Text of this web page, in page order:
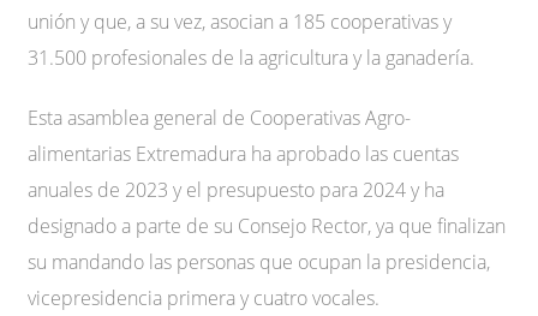
unión y que, a su vez, asocian a 185 cooperativas y
31.500 profesionales de la agricultura y la ganadería.
Esta asamblea general de Cooperativas Agro-
alimentarias Extremadura ha aprobado las cuentas
anuales de 2023 y el presupuesto para 2024 y ha
designado a parte de su Consejo Rector, ya que finalizan
su mandando las personas que ocupan la presidencia,
vicepresidencia primera y cuatro vocales.